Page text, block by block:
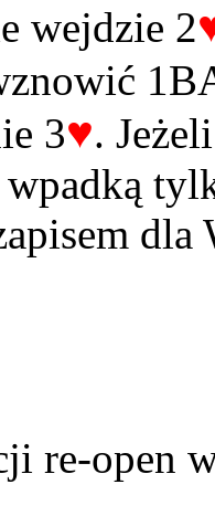
wejdzie 2
3♥.
dla
re-open